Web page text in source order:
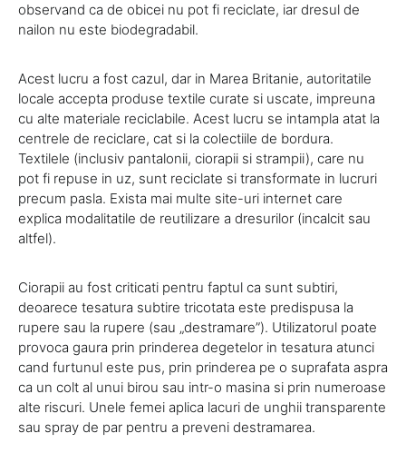
observand ca de obicei nu pot fi reciclate, iar dresul de
nailon nu este biodegradabil.
Acest lucru a fost cazul, dar in Marea Britanie, autoritatile
locale accepta produse textile curate si uscate, impreuna
cu alte materiale reciclabile. Acest lucru se intampla atat la
centrele de reciclare, cat si la colectiile de bordura.
Textilele (inclusiv pantalonii, ciorapii si strampii), care nu
pot fi repuse in uz, sunt reciclate si transformate in lucruri
precum pasla. Exista mai multe site-uri internet care
explica modalitatile de reutilizare a dresurilor (incalcit sau
altfel).
Ciorapii au fost criticati pentru faptul ca sunt subtiri,
deoarece tesatura subtire tricotata este predispusa la
rupere sau la rupere (sau „destramare”). Utilizatorul poate
provoca gaura prin prinderea degetelor in tesatura atunci
cand furtunul este pus, prin prinderea pe o suprafata aspra
ca un colt al unui birou sau intr-o masina si prin numeroase
alte riscuri. Unele femei aplica lacuri de unghii transparente
sau spray de par pentru a preveni destramarea.